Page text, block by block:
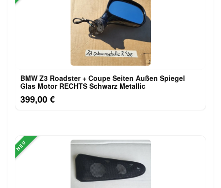
BMW Z3 Roadster + Coupe Seiten Außen Spiegel
Glas Motor RECHTS Schwarz Metallic
399,00 €
NEU